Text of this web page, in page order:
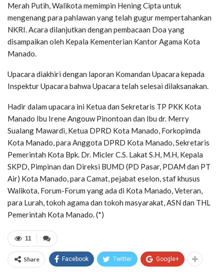
Merah Putih, Walikota memimpin Hening Cipta untuk
mengenang para pahlawan yang telah gugur mempertahankan
NKRI. Acara dilanjutkan dengan pembacaan Doa yang
disampaikan oleh Kepala Kementerian Kantor Agama Kota
Manado.
Upacara diakhiri dengan laporan Komandan Upacara kepada
Inspektur Upacara bahwa Upacara telah selesai dilaksanakan.
Hadir dalam upacara ini Ketua dan Sekretaris TP PKK Kota
Manado Ibu Irene Angouw Pinontoan dan Ibu dr. Merry
Sualang Mawardi, Ketua DPRD Kota Manado, Forkopimda
Kota Manado, para Anggota DPRD Kota Manado, Sekretaris
Pemerintah Kota Bpk. Dr. Micler C.S. Lakat S.H, M.H, Kepala
SKPD, Pimpinan dan Direksi BUMD (PD Pasar, PDAM dan PT
Air) Kota Manado, para Camat, pejabat eselon, staf khusus
Walikota, Forum-Forum yang ada di Kota Manado, Veteran,
para Lurah, tokoh agama dan tokoh masyarakat, ASN dan THL
Pemerintah Kota Manado. (*)
11
Share Facebook Twitter Google+